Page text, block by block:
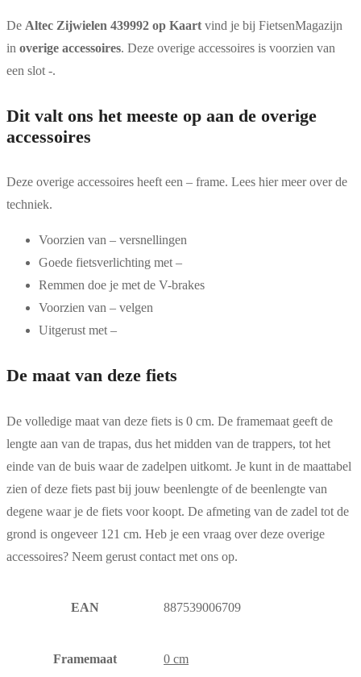
De Altec Zijwielen 439992 op Kaart vind je bij FietsenMagazijn
in overige accessoires. Deze overige accessoires is voorzien van
een slot -.
Dit valt ons het meeste op aan de overige
accessoires
Deze overige accessoires heeft een – frame. Lees hier meer over de
techniek.
Voorzien van – versnellingen
Goede fietsverlichting met –
Remmen doe je met de V-brakes
Voorzien van – velgen
Uitgerust met –
De maat van deze fiets
De volledige maat van deze fiets is 0 cm. De framemaat geeft de
lengte aan van de trapas, dus het midden van de trappers, tot het
einde van de buis waar de zadelpen uitkomt. Je kunt in de maattabel
zien of deze fiets past bij jouw beenlengte of de beenlengte van
degene waar je de fiets voor koopt. De afmeting van de zadel tot de
grond is ongeveer 121 cm. Heb je een vraag over deze overige
accessoires? Neem gerust contact met ons op.
EAN 887539006709
Framemaat 0 cm